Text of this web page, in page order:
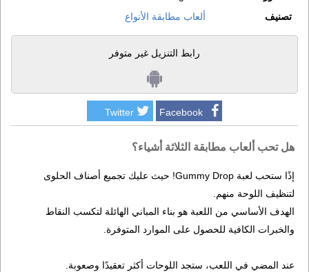
تصنيف
ألعاب مطابقة الأنواع
رابط التنزيل غير متوفر
Facebook
Twitter
هل تحب ألعاب مطابقة الثلاثة أشياء؟
إذًا ستحب لعبة Gummy Drop! حيث عليك تجميع أصناف الحلوى
لتنظيف اللوحة منهم.
الهدف الأساسي من اللعبة هو بناء المباني الهائلة لتكسب النقاط
والخبرات الكافية للحصول على الموارد المتوفرة.
عند المضي في اللعب، ستجد اللوحات أكثر تعقيدًا وصعوبة.